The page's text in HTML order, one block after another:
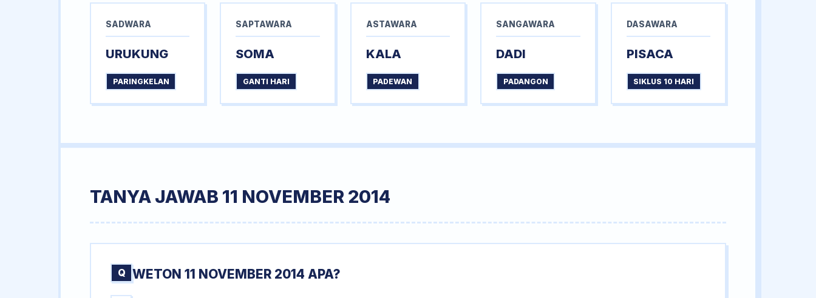
SADWARA
URUKUNG
PARINGKELAN
SAPTAWARA
SOMA
GANTI HARI
ASTAWARA
KALA
PADEWAN
SANGAWARA
DADI
PADANGON
DASAWARA
PISACA
SIKLUS 10 HARI
TANYA JAWAB 11 NOVEMBER 2014
Q WETON 11 NOVEMBER 2014 APA?